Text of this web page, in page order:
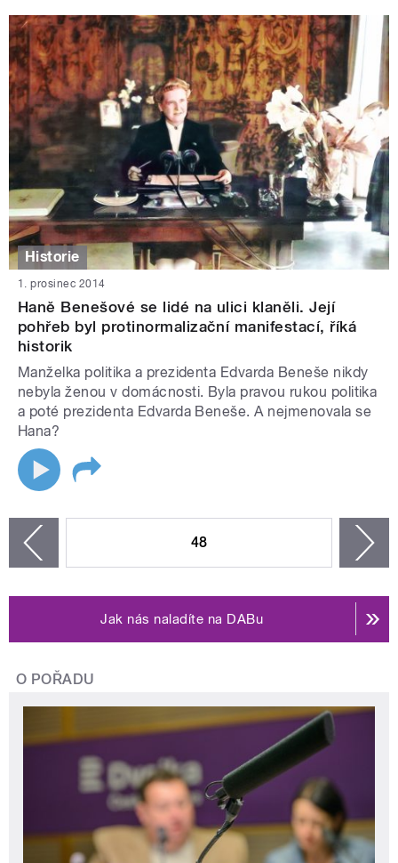
Historie
1. prosinec 2014
Haně Benešové se lidé na ulici klaněli. Její
pohřeb byl protinormalizační manifestací, říká
historik
Manželka politika a prezidenta Edvarda Beneše nikdy
nebyla ženou v domácnosti. Byla pravou rukou politika
a poté prezidenta Edvarda Beneše. A nejmenovala se
Hana?
48
Jak nás naladíte na DABu
O POŘADU